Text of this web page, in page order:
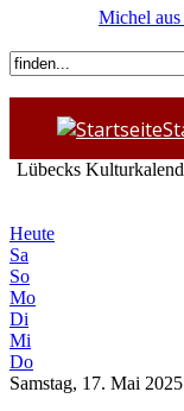
Lübecks
Heute
Sa
So
Mo
Di
Mi
Do
Samstag, 17. Mai 2025
Michel